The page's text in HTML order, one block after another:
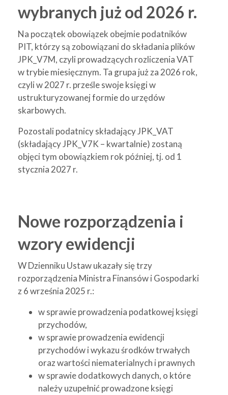
wybranych już od 2026 r.
Na początek obowiązek obejmie podatników
PIT, którzy są zobowiązani do składania plików
JPK_V7M, czyli prowadzących rozliczenia VAT
w trybie miesięcznym. Ta grupa już za 2026 rok,
czyli w 2027 r. prześle swoje księgi w
ustrukturyzowanej formie do urzędów
skarbowych.
Pozostali podatnicy składający JPK_VAT
(składający JPK_V7K – kwartalnie) zostaną
objęci tym obowiązkiem rok później, tj. od 1
stycznia 2027 r.
Nowe rozporządzenia i
wzory ewidencji
W Dzienniku Ustaw ukazały się trzy
rozporządzenia Ministra Finansów i Gospodarki
z 6 września 2025 r.:
w sprawie prowadzenia podatkowej księgi
przychodów,
w sprawie prowadzenia ewidencji
przychodów i wykazu środków trwałych
oraz wartości niematerialnych i prawnych
w sprawie dodatkowych danych, o które
należy uzupełnić prowadzone księgi